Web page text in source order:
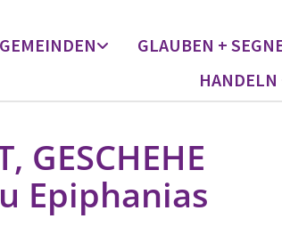
GLAUBEN +
HANDELN
GESCHEHE
Epiphanias